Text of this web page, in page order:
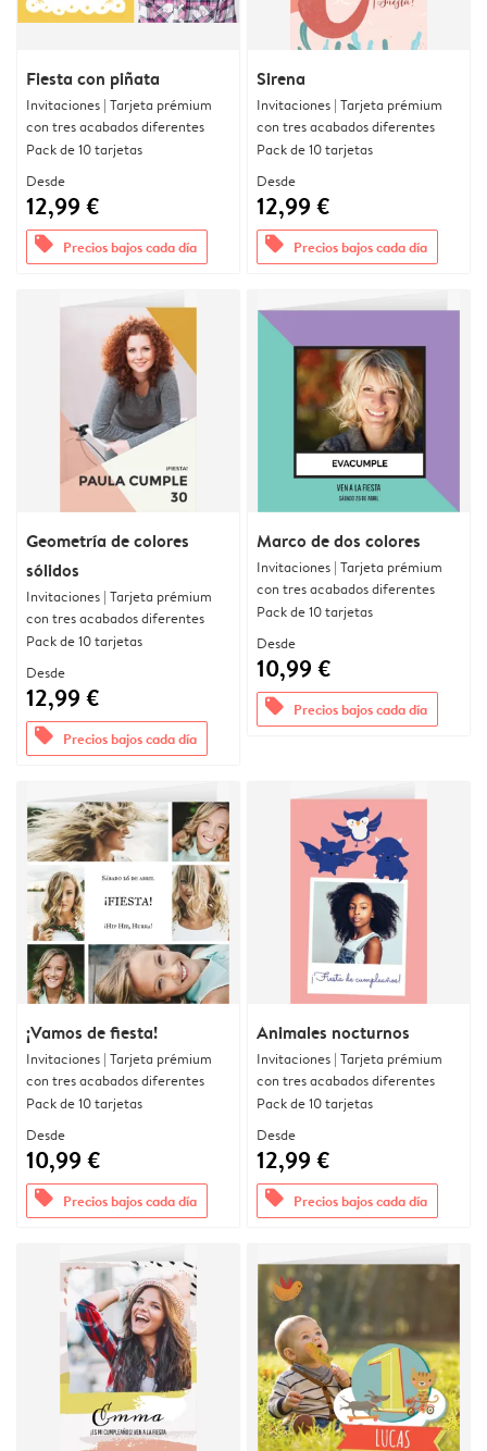
Fiesta con piñata
Invitaciones | Tarjeta prémium
con tres acabados diferentes
Pack de 10 tarjetas
Desde
12,99 €
offers Precios bajos cada día
Sirena
Invitaciones | Tarjeta prémium
con tres acabados diferentes
Pack de 10 tarjetas
Desde
12,99 €
offers Precios bajos cada día
Geometría de colores
sólidos
Invitaciones | Tarjeta prémium
con tres acabados diferentes
Pack de 10 tarjetas
Desde
12,99 €
offers Precios bajos cada día
Marco de dos colores
Invitaciones | Tarjeta prémium
con tres acabados diferentes
Pack de 10 tarjetas
Desde
10,99 €
offers Precios bajos cada día
¡Vamos de fiesta!
Invitaciones | Tarjeta prémium
con tres acabados diferentes
Pack de 10 tarjetas
Desde
10,99 €
offers Precios bajos cada día
Animales nocturnos
Invitaciones | Tarjeta prémium
con tres acabados diferentes
Pack de 10 tarjetas
Desde
12,99 €
offers Precios bajos cada día